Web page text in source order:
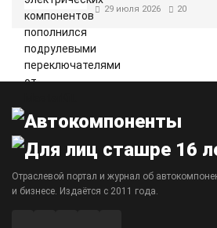
29 июля 2026 20
Отраслевой портал и журнал об
и бизнесе. Издаётся с 2011 года.